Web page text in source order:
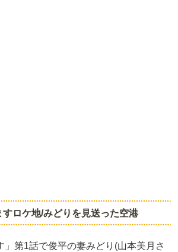
すロケ地/みどりを見送った空港
」第1話で俊平の妻みどり(山本美月さ